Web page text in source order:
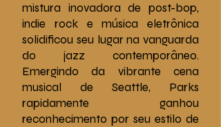
mistura inovadora de post-bop,
indie rock e música eletrônica
solidificou seu lugar na vanguarda
do jazz contemporâneo.
Emergindo da vibrante cena
musical de Seattle, Parks
rapidamente ganhou
reconhecimento por seu estilo de